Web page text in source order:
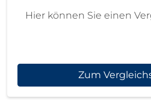
Hier können Sie einen
Zum